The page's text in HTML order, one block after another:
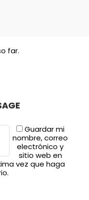
far.
Guardar mi
nombre, correo
electrónico y
sitio web en
vez que haga